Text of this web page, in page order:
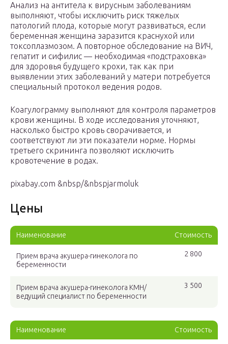
Анализ на антитела к вирусным заболеваниям
выполняют, чтобы исключить риск тяжелых
патологий плода, которые могут развиваться, если
беременная женщина заразится краснухой или
токсоплазмозом. А повторное обследование на ВИЧ,
гепатит и сифилис — необходимая «подстраховка»
для здоровья будущего крохи, так как при
выявлении этих заболеваний у матери потребуется
специальный протокол ведения родов.
Коагулограмму выполняют для контроля параметров
крови женщины. В ходе исследования уточняют,
насколько быстро кровь сворачивается, и
соответствуют ли эти показатели норме. Нормы
третьего скрининга позволяют исключить
кровотечение в родах.
pixabay.com &nbsp/&nbspjarmoluk
Цены
Наименование Стоимость
Прием врача акушера-гинеколога по
беременности
2 800
Прием врача акушера-гинеколога КМН/
ведущий специалист по беременности
3 500
Наименование Стоимость